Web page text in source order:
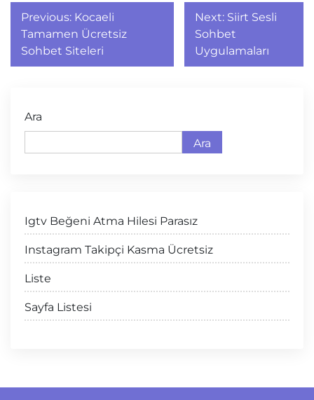
Yazı
gezinmesi
Previous: Kocaeli
Tamamen Ücretsiz
Sohbet Siteleri
Next: Siirt Sesli
Sohbet
Uygulamaları
Ara
Ara
Igtv Beğeni Atma Hilesi Parasız
Instagram Takipçi Kasma Ücretsiz
Liste
Sayfa Listesi